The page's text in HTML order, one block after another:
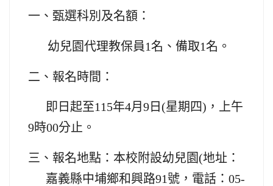
一、甄選科別及名額：
幼兒園代理教保員1名、備取1名。
二、報名時間：
即日起至115年4月9日(星期四)，上午
9時00分止。
三、報名地點：本校附設幼兒園(地址：
嘉義縣中埔鄉和興路91號，電話：05-